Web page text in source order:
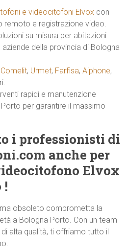
e videocitofoni Elvox con
remoto e registrazione video.
su misura per abitazioni
della provincia di Bologna
Comelit, Urmet, Farfisa,Aiphone,
rapidi e manutenzione
per garantire il massimo
i professionisti di
anche per
Elvox
!
obsoleto comprometta la
a Bologna Porto. Con un team
alta qualità, ti offriamo tutto il